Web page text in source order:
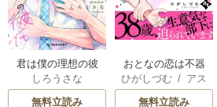
君は僕の理想の彼
氏
しろうさな
無料立読み
おとなの恋は不器
用なので
ひがしづむ / アス
ティル編集部
無料立読み